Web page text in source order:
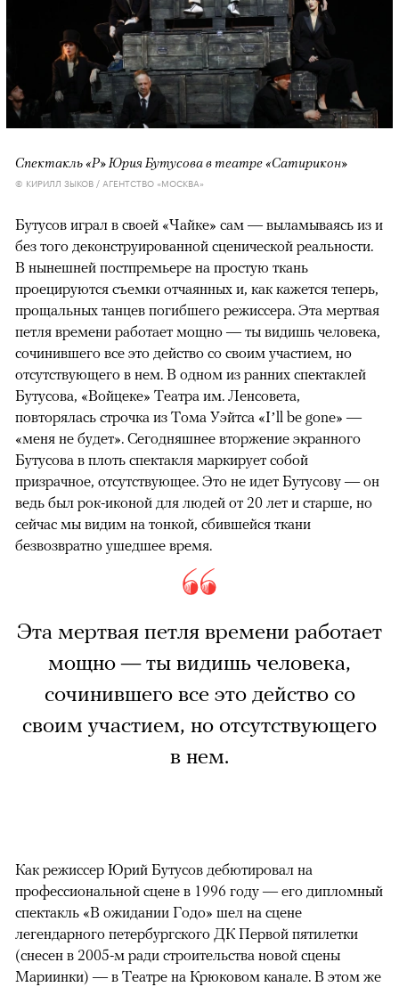
Спектакль «Р» Юрия Бутусова в театре «Сатирикон»
© КИРИЛЛ ЗЫКОВ / АГЕНТСТВО «МОСКВА»
Бутусов играл в своей «Чайке» сам — выламываясь из и
без того деконструированной сценической реальности.
В нынешней постпремьере на простую ткань
проецируются съемки отчаянных и, как кажется теперь,
прощальных танцев погибшего режиссера. Эта мертвая
петля времени работает мощно — ты видишь человека,
сочинившего все это действо со своим участием, но
отсутствующего в нем. В одном из ранних спектаклей
Бутусова, «Войцеке» Театра им. Ленсовета,
повторялась строчка из Тома Уэйтса «I’ll be gone» —
«меня не будет». Сегодняшнее вторжение экранного
Бутусова в плоть спектакля маркирует собой
призрачное, отсутствующее. Это не идет Бутусову — он
ведь был рок-иконой для людей от 20 лет и старше, но
сейчас мы видим на тонкой, сбившейся ткани
безвозвратно ушедшее время.
Эта мертвая петля времени работает
мощно — ты видишь человека,
сочинившего все это действо со
своим участием, но отсутствующего
в нем.
Как режиссер Юрий Бутусов дебютировал на
профессиональной сцене в 1996 году — его дипломный
спектакль «В ожидании Годо» шел на сцене
легендарного петербургского ДК Первой пятилетки
(снесен в 2005-м ради строительства новой сцены
Мариинки) — в Театре на Крюковом канале. В этом же